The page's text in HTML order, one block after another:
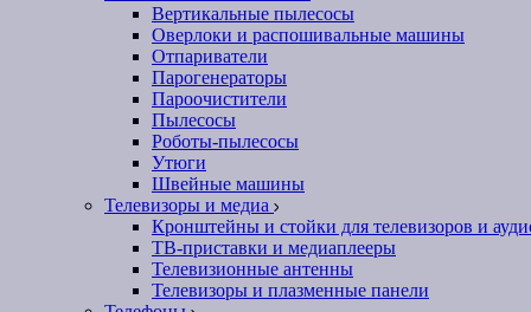
Вертикальные пылесосы
Оверлоки и распошивальные машины
Отпариватели
Парогенераторы
Пароочистители
Пылесосы
Роботы-пылесосы
Утюги
Швейные машины
Телевизоры и медиа
Кронштейны и стойки для телевизоров и
ТВ-приставки и медиаплееры
Телевизионные антенны
Телевизоры и плазменные панели